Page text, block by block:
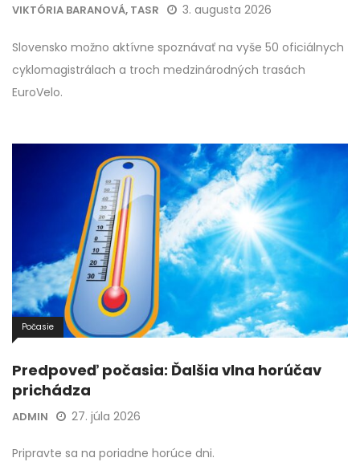
VIKTÓRIA BARANOVÁ, TASR 3. augusta 2026
Slovensko možno aktívne spoznávať na vyše 50 oficiálnych
cyklomagistrálach a troch medzinárodných trasách
EuroVelo.
Počasie
Predpoveď počasia: Ďalšia vlna horúčav
prichádza
ADMIN 27. júla 2026
Pripravte sa na poriadne horúce dni.